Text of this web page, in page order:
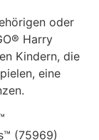
oder
Harry
Kindern, die
eine
(75969)